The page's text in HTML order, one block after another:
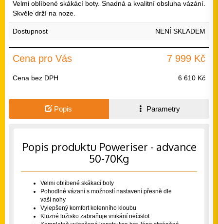
Velmi oblíbené skákácí boty. Snadná a kvalitní obsluha vázání.
Skvěle drží na noze.
Dostupnost NENÍ SKLADEM
Cena pro Vás 7 999 Kč
Cena bez DPH 6 610 Kč
Popis Parametry
Popis produktu Poweriser - advance
50-70Kg
Velmi oblíbené skákací boty
Pohodlné vázaní s možností nastavení přesně dle
vaší nohy
Vylepšený komfort kolenního kloubu
Kluzné ložisko zabraňuje vnikání nečistot